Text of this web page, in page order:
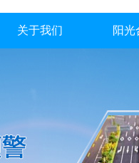
关于我们 阳光